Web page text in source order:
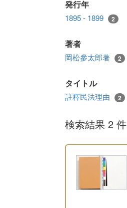
発行年
1895 - 1899 2
著者
岡松參太郎著 2
タイトル
註釋民法理由 2
検索結果 2 件